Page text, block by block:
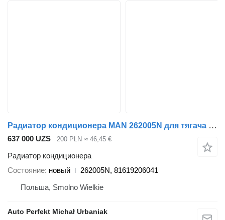
Радиатор кондиционера MAN 262005N для тягача MAN
637 000 UZS 200 PLN ≈ 46,45 €
Радиатор кондиционера
Состояние новый
262005N, 81619206041
Польша, Smolno Wielkie
Auto Perfekt Michał Urbaniak